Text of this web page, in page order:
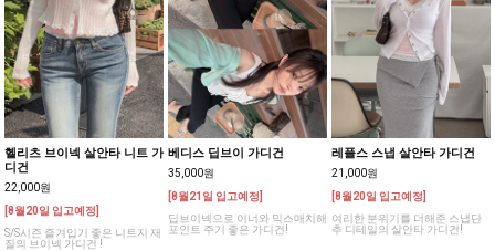
헬리츠 브이넥 살안타 니트 가
디건
22,000원
[8월20일 입고예정]
S/S시즌 즐겨입기 좋은 니트지 재
질의 브이넥 가디건 !
베디스 딥브이 가디건
35,000원
[8월21일 입고예정]
딥브이넥으로 이너와 믹스매치해
포인트 주기 좋은 가디건!
레플스 스냅 살안타 가디건
21,000원
[8월20일 입고예정]
여리한 분위기를 더해준 스냅단
추 디테일의 살안타 가디건!